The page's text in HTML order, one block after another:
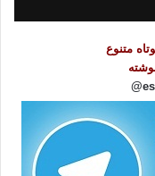
متنوع